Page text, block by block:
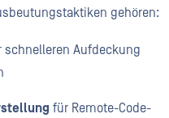
gehören:
schnelleren Aufdeckung
für Remote-Code-